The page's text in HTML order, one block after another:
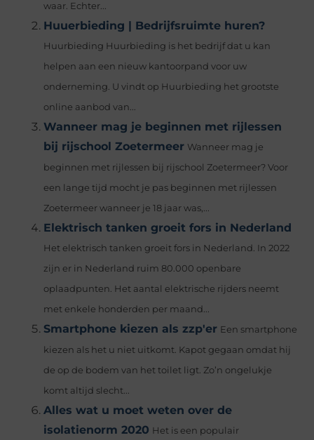
waar. Echter...
Huuerbieding | Bedrijfsruimte huren?
Huurbieding Huurbieding is het bedrijf dat u kan
helpen aan een nieuw kantoorpand voor uw
onderneming. U vindt op Huurbieding het grootste
online aanbod van...
Wanneer mag je beginnen met rijlessen
bij rijschool Zoetermeer Wanneer mag je
beginnen met rijlessen bij rijschool Zoetermeer? Voor
een lange tijd mocht je pas beginnen met rijlessen
Zoetermeer wanneer je 18 jaar was,...
Elektrisch tanken groeit fors in Nederland
Het elektrisch tanken groeit fors in Nederland. In 2022
zijn er in Nederland ruim 80.000 openbare
oplaadpunten. Het aantal elektrische rijders neemt
met enkele honderden per maand...
Smartphone kiezen als zzp'er Een smartphone
kiezen als het u niet uitkomt. Kapot gegaan omdat hij
de op de bodem van het toilet ligt. Zo’n ongelukje
komt altijd slecht...
Alles wat u moet weten over de
isolatienorm 2020 Het is een populair